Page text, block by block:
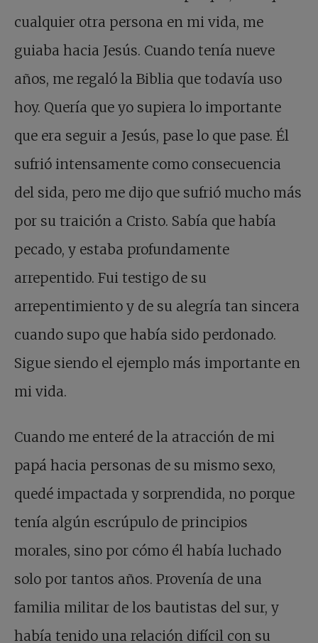
cualquier otra persona en mi vida, me
guiaba hacia Jesús. Cuando tenía nueve
años, me regaló la Biblia que todavía uso
hoy. Quería que yo supiera lo importante
que era seguir a Jesús, pase lo que pase. Él
sufrió intensamente como consecuencia
del sida, pero me dijo que sufrió mucho más
por su traición a Cristo. Sabía que había
pecado, y estaba profundamente
arrepentido. Fui testigo de su
arrepentimiento y de su alegría tan sincera
cuando supo que había sido perdonado.
Sigue siendo el ejemplo más importante en
mi vida.
Cuando me enteré de la atracción de mi
papá hacia personas de su mismo sexo,
quedé impactada y sorprendida, no porque
tenía algún escrúpulo de principios
morales, sino por cómo él había luchado
solo por tantos años. Provenía de una
familia militar de los bautistas del sur, y
había tenido una relación difícil con su